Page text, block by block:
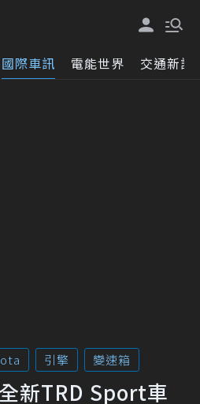
國際車訊 電能世界 交通新訊
引擎 變速箱
新TRD Sport車